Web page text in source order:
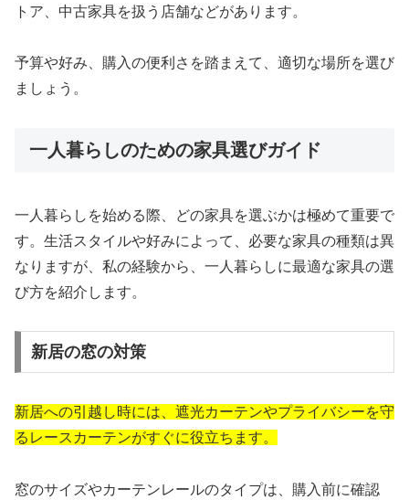
トア、中古家具を扱う店舗などがあります。
予算や好み、購入の便利さを踏まえて、適切な場所を選び
ましょう。
一人暮らしのための家具選びガイド
一人暮らしを始める際、どの家具を選ぶかは極めて重要で
す。生活スタイルや好みによって、必要な家具の種類は異
なりますが、私の経験から、一人暮らしに最適な家具の選
び方を紹介します。
新居の窓の対策
新居への引越し時には、遮光カーテンやプライバシーを守
るレースカーテンがすぐに役立ちます。
窓のサイズやカーテンレールのタイプは、購入前に確認